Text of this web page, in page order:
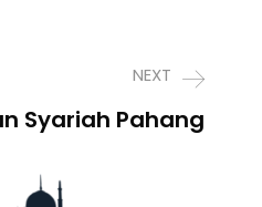
NEXT
Syariah Pahang